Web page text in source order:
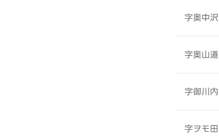
字奥中沢
字奥山道
字御川内
字ヲモ田